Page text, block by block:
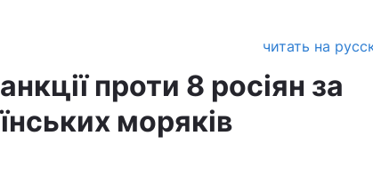
читать на
проти 8 росіян за
моряків